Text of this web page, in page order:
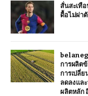
สั่นสะเทือ
ดื้อไม่ผ่า
การผลิต
การเปลี่
ลดลง แล
ผลิตหลัก